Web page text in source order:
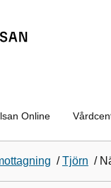
Online
/Tjörn /